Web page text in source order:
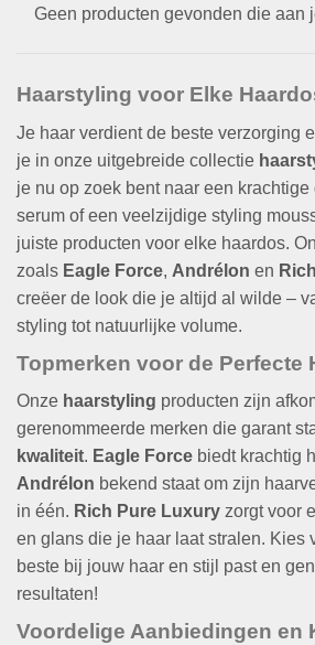
Geen producten gevonden die aan
Haarstyling voor Elke
Je haar verdient de beste verzorging
je in onze uitgebreide collectie
je nu op zoek bent naar een
serum of een veelzijdige styling
juiste producten voor elke haardos.
zoals Eagle Force, Andrélon en
creëer de look die je altijd al wilde –
styling tot natuurlijke volume.
Topmerken voor de Perfecte
Onze haarstyling producten zijn
gerenommeerde merken die garant
kwaliteit. Eagle Force biedt krachtig
Andrélon bekend staat om zijn
in één. Rich Pure Luxury zorgt voor
en glans die je haar laat stralen. Kies
beste bij jouw haar en stijl past en
resultaten!
Voordelige Aanbiedingen en